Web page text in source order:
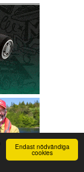
Endast nödvändiga
cookies